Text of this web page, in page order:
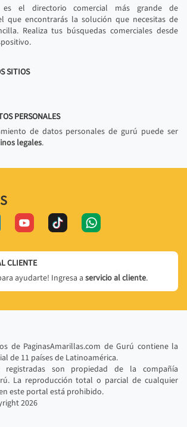
es el directorio comercial más grande de
que encontrarás la solución que necesitas de
Realiza tus búsquedas comerciales desde
SITIOS
PERSONALES
de datos personales de gurú puede ser
legales.
CLIENTE
ayudarte! Ingresa a servicio al cliente.
de PaginasAmarillas.com de Gurú contiene la
de 11 países de Latinoamérica.
registradas son propiedad de la compañía
La reproducción total o parcial de cualquier
este portal está prohibido.
2026